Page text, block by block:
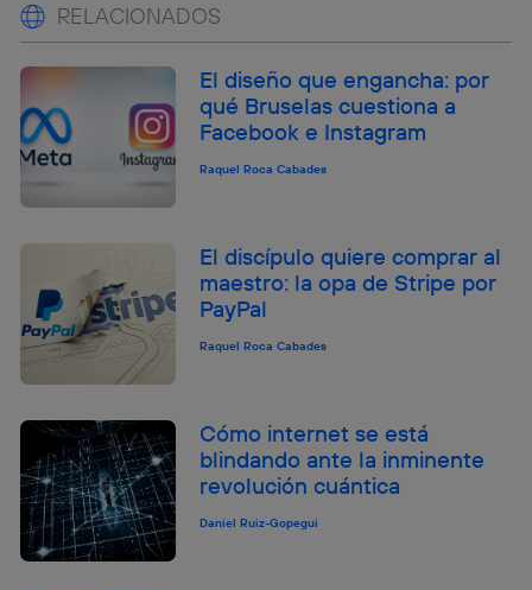
RELACIONADOS
El diseño que engancha: por
qué Bruselas cuestiona a
Facebook e Instagram
Raquel Roca Cabades
El discípulo quiere comprar al
maestro: la opa de Stripe por
PayPal
Raquel Roca Cabades
Cómo internet se está
blindando ante la inminente
revolución cuántica
Daniel Ruiz-Gopegui